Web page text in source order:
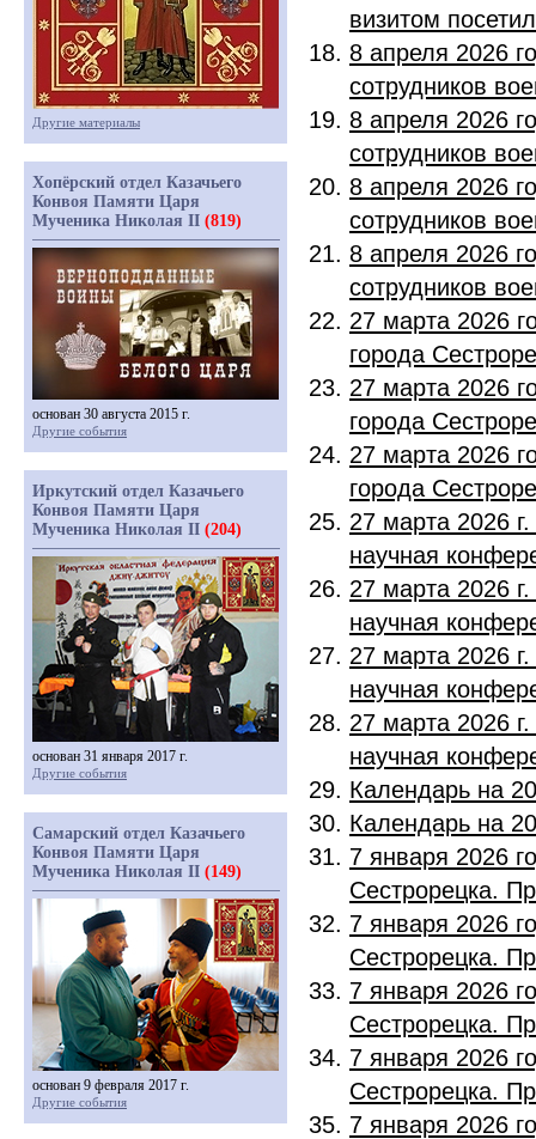
визитом
8 апреля 2026
сотрудников
8 апреля 2026
сотрудников
8 апреля 2026
сотрудников
8 апреля 2026
сотрудников
27 марта 2026
города
27 марта 2026
города
27 марта 2026
города
27 марта 2026
научная
27 марта 2026
научная
27 марта 2026
научная
27 марта 2026
научная
Календарь на
Календарь на
7 января 2026
Сестрорецка.
7 января 2026
Сестрорецка.
7 января 2026
Сестрорецка.
7 января 2026
Сестрорецка.
7 января 2026
Другие материалы
Хопёрский отдел Казачьего
Конвоя Памяти Царя
Мученика Николая II (819)
основан 30 августа 2015 г.
Другие события
Иркутский отдел Казачьего
Конвоя Памяти Царя
Мученика Николая II (204)
основан 31 января 2017 г.
Другие события
Самарский отдел Казачьего
Конвоя Памяти Царя
Мученика Николая II (149)
основан 9 февраля 2017 г.
Другие события